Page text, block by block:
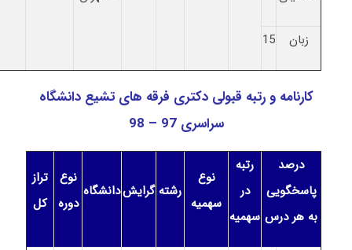
زبان 15
کارنامه و رتبه قبولی دکتری فرقه های تشیع دانشگاه
سراسری 97 – 98
درصد
پاسخگویی
به هر درس
رتبه
در
سهمیه
نوع
سهمیه
رشته گرایشدانشگاه
نوع
دوره
تراز
کل